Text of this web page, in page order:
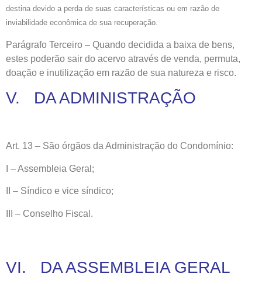
destina devido a perda de suas características ou em razão de
inviabilidade econômica de sua recuperação.
Parágrafo Terceiro – Quando decidida a baixa de bens,
estes poderão sair do acervo através de venda, permuta,
doação e inutilização em razão de sua natureza e risco.
V. DA ADMINISTRAÇÃO
Art. 13 – São órgãos da Administração do Condomínio:
I – Assembleia Geral;
II – Síndico e vice síndico;
III – Conselho Fiscal.
VI. DA ASSEMBLEIA GERAL